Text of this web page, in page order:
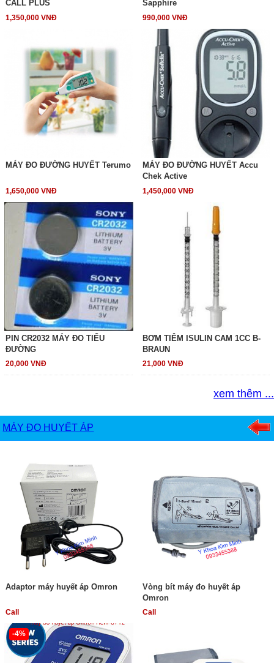
CALL PLUS
1,350,000 VNĐ
Sapphire
990,000 VNĐ
MÁY ĐO ĐƯỜNG HUYẾT Terumo
1,650,000 VNĐ
MÁY ĐO ĐƯỜNG HUYẾT Accu
Chek Active
1,450,000 VNĐ
PIN CR2032 MÁY ĐO TIỂU
ĐƯỜNG
20,000 VNĐ
BƠM TIÊM ISULIN CAM 1CC B-
BRAUN
21,000 VNĐ
xem thêm ...
MÁY ĐO HUYẾT ÁP
Adaptor máy huyết áp Omron
Call
Vòng bít máy đo huyết áp
Omron
Call
-4%